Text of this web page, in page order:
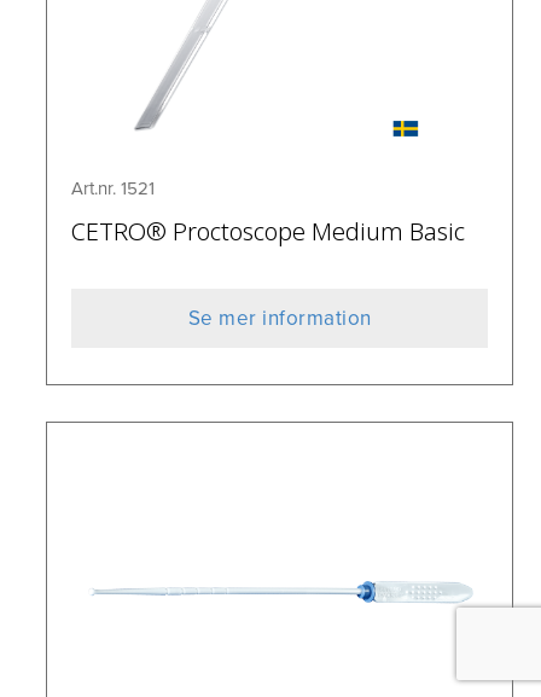
Art.nr. 1521
CETRO® Proctoscope Medium Basic
Se mer information